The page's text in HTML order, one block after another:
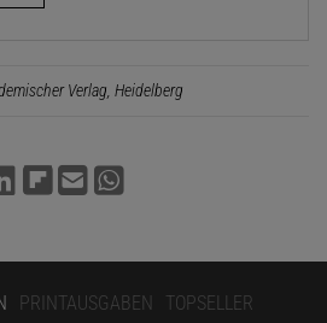
Verlag, Heidelberg
PRINTAUSGABEN TOPSELLER